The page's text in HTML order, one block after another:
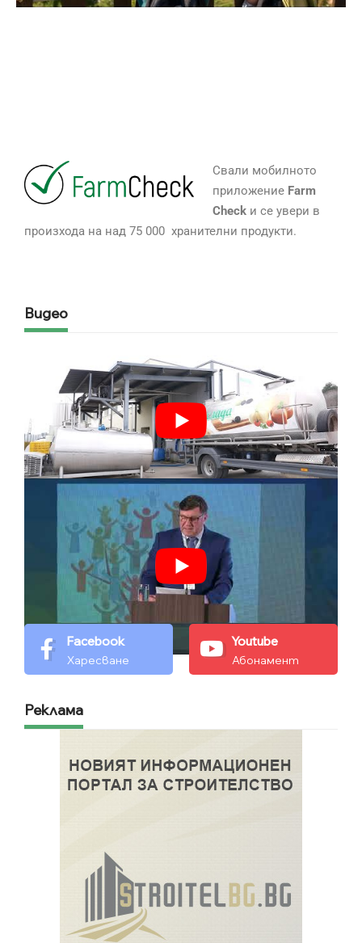
Свали мобилното
приложение Farm
Checkи се увери в
произхода на над 75 000 хранителни продукти.
Видео
Facebook
Харесване
Youtube
Абонамент
Реклама